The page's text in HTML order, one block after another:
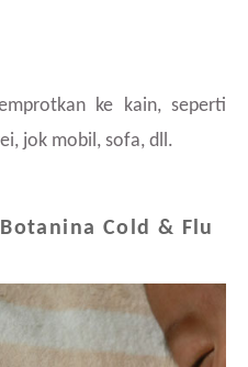
ke kain, seperti
jok mobil, sofa, dll.
Cold & Flu